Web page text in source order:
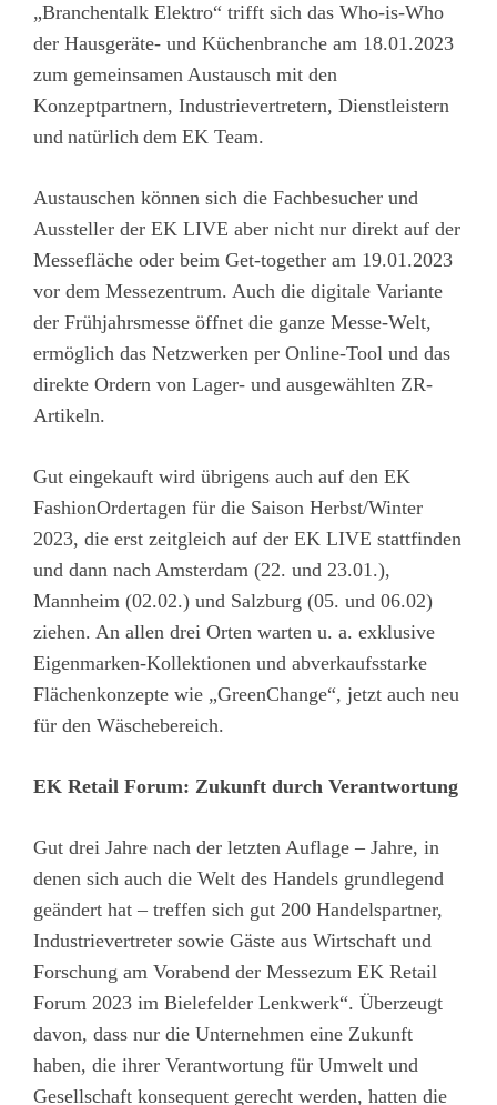
„Branchentalk Elektro“ trifft sich das Who-is-Who
der Hausgeräte- und Küchenbranche am 18.01.2023
zum gemeinsamen Austausch mit den
Konzeptpartnern, Industrievertretern, Dienstleistern
und natürlich dem EK Team.
Austauschen können sich die Fachbesucher und
Aussteller der EK LIVE aber nicht nur direkt auf der
Messefläche oder beim Get-together am 19.01.2023
vor dem Messezentrum. Auch die digitale Variante
der Frühjahrsmesse öffnet die ganze Messe-Welt,
ermöglich das Netzwerken per Online-Tool und das
direkte Ordern von Lager- und ausgewählten ZR-
Artikeln.
Gut eingekauft wird übrigens auch auf den EK
FashionOrdertagen für die Saison Herbst/Winter
2023, die erst zeitgleich auf der EK LIVE stattfinden
und dann nach Amsterdam (22. und 23.01.),
Mannheim (02.02.) und Salzburg (05. und 06.02)
ziehen. An allen drei Orten warten u. a. exklusive
Eigenmarken-Kollektionen und abverkaufsstarke
Flächenkonzepte wie „GreenChange“, jetzt auch neu
für den Wäschebereich.
EK Retail Forum: Zukunft durch Verantwortung
Gut drei Jahre nach der letzten Auflage – Jahre, in
denen sich auch die Welt des Handels grundlegend
geändert hat – treffen sich gut 200 Handelspartner,
Industrievertreter sowie Gäste aus Wirtschaft und
Forschung am Vorabend der Messezum EK Retail
Forum 2023 im Bielefelder Lenkwerk“. Überzeugt
davon, dass nur die Unternehmen eine Zukunft
haben, die ihrer Verantwortung für Umwelt und
Gesellschaft konsequent gerecht werden, hatten die